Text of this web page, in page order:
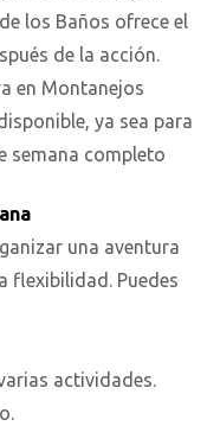
los Baños ofrece el
de la acción.
en Montanejos
ya sea para
semana completo
una aventura
flexibilidad. Puedes
actividades.